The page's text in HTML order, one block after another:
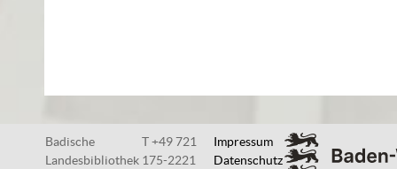
Badische
Landesbibliothek
T +49 721
175-2221
Impressum
Datenschutz